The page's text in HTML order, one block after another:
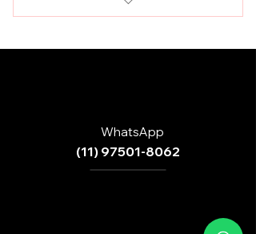
WhatsApp
(11) 97501-8062